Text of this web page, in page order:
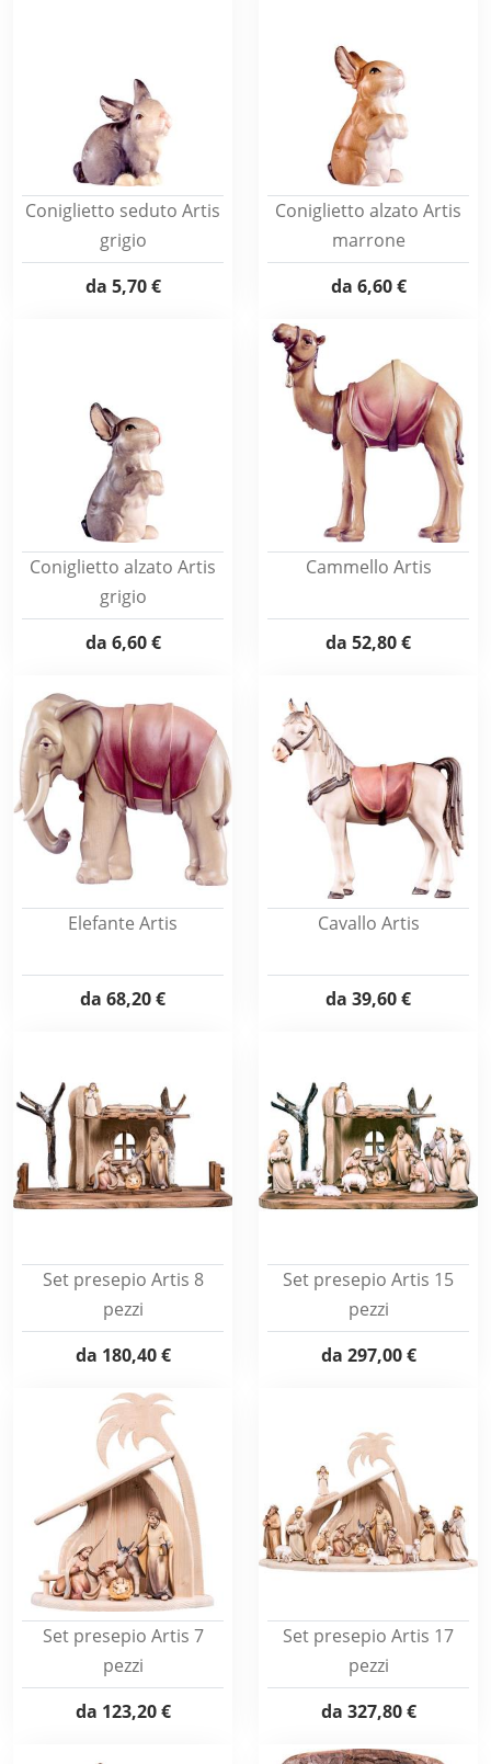
Coniglietto seduto Artis
grigio
da 5,70 €
Coniglietto alzato Artis
marrone
da 6,60 €
Coniglietto alzato Artis
grigio
da 6,60 €
Cammello Artis
da 52,80 €
Elefante Artis
da 68,20 €
Cavallo Artis
da 39,60 €
Set presepio Artis 8
pezzi
da 180,40 €
Set presepio Artis 15
pezzi
da 297,00 €
Set presepio Artis 7
pezzi
da 123,20 €
Set presepio Artis 17
pezzi
da 327,80 €